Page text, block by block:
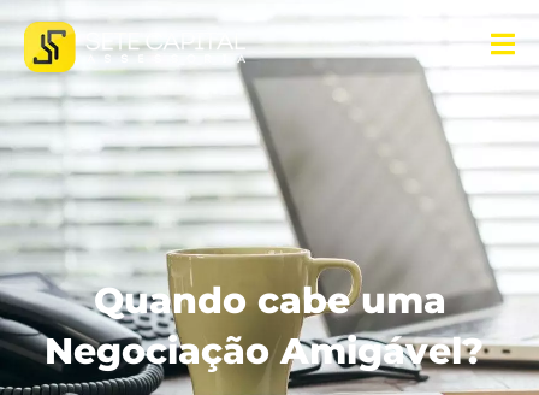
Quando cabe uma
Negociação Amigável?